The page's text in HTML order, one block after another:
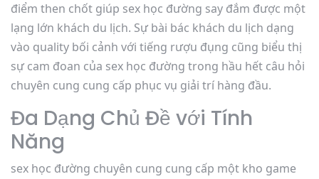
điểm then chốt giúp sex học đường say đắm được một
lạng lớn khách du lịch. Sự bài bác khách du lịch dạng
vào quality bối cảnh với tiếng rượu đụng cũng biểu thị
sự cam đoan của sex học đường trong hầu hết câu hỏi
chuyên cung cung cấp phục vụ giải trí hàng đầu.
Đa Dạng Chủ Đề với Tính
Năng
sex học đường chuyên cung cung cấp một kho game